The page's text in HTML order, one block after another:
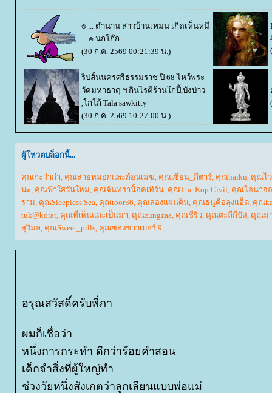
๏ ... ตำนาน สาวบ้านเหมน เกิดเห็นหมี
... ๏ นกโก๊ก
(30 ก.ค. 2569 00:21:39 น.)
ริปสั้นนครศรีธรรมราช ปี 68 ไหว้พระ
วัดมหาธาตุ ฯ กินไรตีร้านโกปี้,บังบ่าว
,โกโก้ Tala sawkitty
(30 ก.ค. 2569 10:27:00 น.)
ผู้โหวตบล็อกนี้...
คุณกะว่าก๋า คุณสายหมอกและก้อนเมฆ คุณเซียน_กีตาร์ คุณhaiku คุณไ
นะ คุณฟ้าใสวันใหม่ คุณจันทราน็อคเทิร์น คุณThe Kop Civil คุณโอน่าจ
ราม คุณSleepless Sea คุณtoor36 คุณสองแผ่นดิน คุณธนูคือลุงแอ็ด คุณ
tuk@korat คุณที่เห็นและเป็นมา คุณzungzaa คุณชีริว คุณตะลีกีปัส คุณม
สุวิมล คุณSweet_pills คุณซองขาวเบอร์ 9
อรุณสวัสดิ์ครับพี่ภา
ผมก็เชื่อว่า
หนึ่งการกระทำ ดีกว่าร้อยคำสอน
เด็กจำสิ่งที่ผู้ใหญ่ทำ
ช่วงวัยหนึ่งสังเกตว่าลูกเลียนแบบพ่อแม่